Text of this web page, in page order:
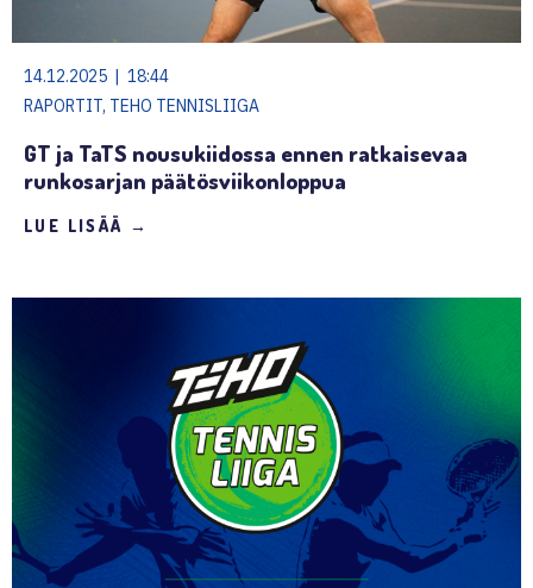
14.12.2025 | 18:44
RAPORTIT, TEHO TENNISLIIGA
GT ja TaTS nousukiidossa ennen ratkaisevaa
runkosarjan päätösviikonloppua
LUE LISÄÄ →